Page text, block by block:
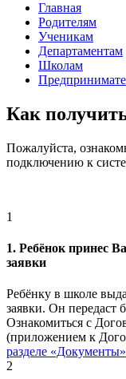
Главная
Родителям
Ученикам
Департаментам
Школам
Как
Пожалуйста,
подключению к
1
1. Ребёнок принес
заявки
Ребёнку в школе
заявки. Он передаст
Ознакомиться с
(приложением к
разделе «Документы»
2